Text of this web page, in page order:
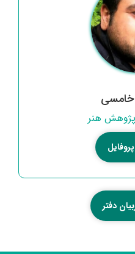
متولد 1354 –فارغ التحصیل رشته سینما (
با انجمن سینمای جوانان
کارگردانی آغاز کرد و پس
در حوزه هنری و
در کارشناسی ارشد
فیلم های کوتاه :
، یک مرد یک ماهی ، گوزن
من ، عروسی عشایر ،
با شلوار میلیونی ، لالایی
خامسی
هنر
دفتر